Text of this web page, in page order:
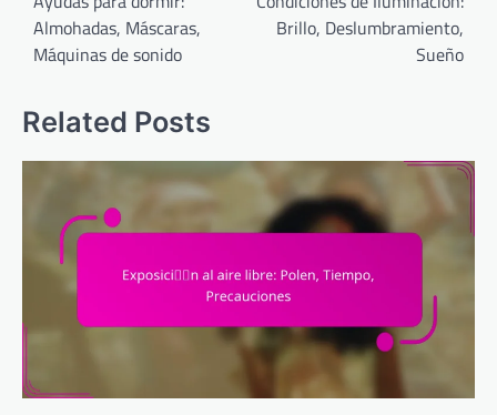
Almohadas, Máscaras,
Máquinas de sonido
Brillo, Deslumbramiento,
Sueño
Related Posts